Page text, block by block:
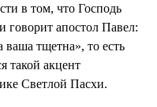
в том, что Господь
говорит апостол Павел:
ваша тщетна», то есть
такой акцент
Светлой Пасхи.